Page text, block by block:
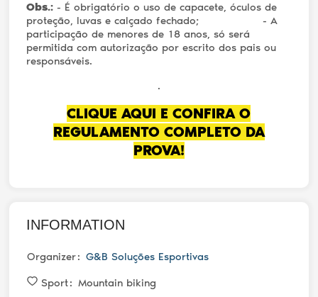
Obs.: - É obrigatório o uso de capacete, óculos de
proteção, luvas e calçado fechado; - A
participação de menores de 18 anos, só será
permitida com autorização por escrito dos pais ou
responsáveis.
.
CLIQUE AQUI E CONFIRA O
REGULAMENTO COMPLETO DA
PROVA!
INFORMATION
Organizer G&B Soluções Esportivas
Sport Mountain biking